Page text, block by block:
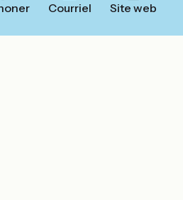
Courriel Site web